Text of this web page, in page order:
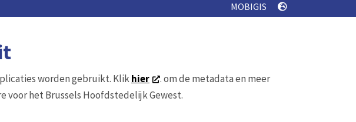
MOBIGIS
worden gebruikt. Klikhier
. om de metadata en meer
voor het Brussels Hoofdstedelijk Gewest.